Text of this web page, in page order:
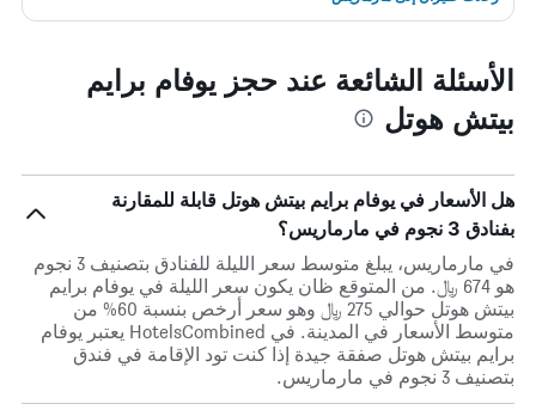
الأسئلة الشائعة عند حجز يوفام برايم
بيتش هوتل
هل الأسعار في يوفام برايم بيتش هوتل قابلة للمقارنة
بفنادق 3 نجوم في مارماريس؟
في مارماريس، يبلغ متوسط ​​سعر الليلة للفنادق بتصنيف 3 نجوم
هو 674 ﷼. من المتوقع ظان يكون سعر الليلة في يوفام برايم
بيتش هوتل حوالي 275 ﷼ وهو سعر أرخص بنسبة 60% من
متوسط الأسعار في المدينة. في HotelsCombined يعتبر يوفام
برايم بيتش هوتل صفقة جيدة إذا كنت تود الإقامة في فندق
بتصنيف 3 نجوم في مارماريس.